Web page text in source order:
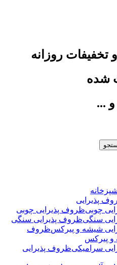
روزانه
شده
...
پذیرایی
ظروف پذیرایی چوبی
ظروف پذیرایی سنگی
ظروف
و پیرکس
ظروف پذیرایی